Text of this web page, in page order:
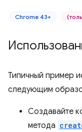
Chrome 43+
Типичный пример
следующим
Создавайте
метода